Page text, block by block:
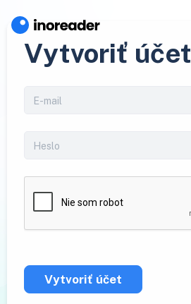
Vytvoriť účet
Vytvoriť účet